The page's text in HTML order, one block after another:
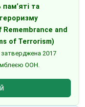
та
and
of Terrorism)
2017
ООН.